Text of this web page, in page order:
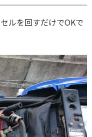
ルを回すだけでOKで